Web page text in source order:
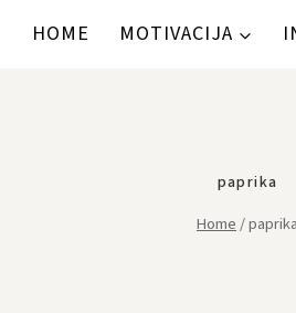
HOME MOTIVACIJA
paprika
Home/paprika